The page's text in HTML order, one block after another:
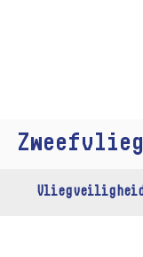
Vliegveiligheid